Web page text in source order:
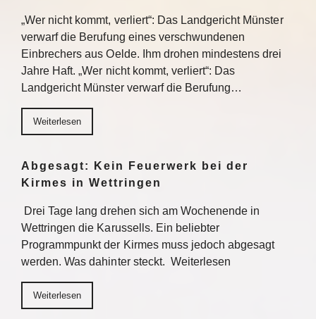
„Wer nicht kommt, verliert“: Das Landgericht Münster
verwarf die Berufung eines verschwundenen
Einbrechers aus Oelde. Ihm drohen mindestens drei
Jahre Haft. „Wer nicht kommt, verliert“: Das
Landgericht Münster verwarf die Berufung…
Weiterlesen
Abgesagt: Kein Feuerwerk bei der
Kirmes in Wettringen
Drei Tage lang drehen sich am Wochenende in
Wettringen die Karussells. Ein beliebter
Programmpunkt der Kirmes muss jedoch abgesagt
werden. Was dahinter steckt. Weiterlesen
Weiterlesen